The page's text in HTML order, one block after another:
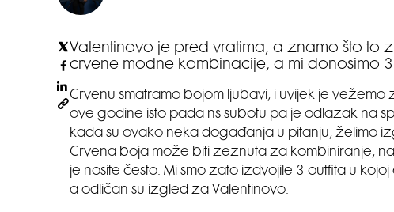
Valentinovo je pred vratima, a znamo što to
crvene modne kombinacije, a mi donosimo
Crvenu smatramo bojom ljubavi, i uvijek je vežemo
ove godine isto pada ns subotu pa je odlazak na
kada su ovako neka događanja u pitanju, želimo
Crvena boja može biti zeznuta za kombiniranje,
je nosite često. Mi smo zato izdvojile 3 outfita u
a odličan su izgled za Valentinovo.